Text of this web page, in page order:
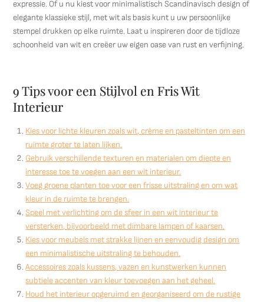
expressie. Of u nu kiest voor minimalistisch Scandinavisch design of
elegante klassieke stijl, met wit als basis kunt u uw persoonlijke
stempel drukken op elke ruimte. Laat u inspireren door de tijdloze
schoonheid van wit en creëer uw eigen oase van rust en verfijning.
9 Tips voor een Stijlvol en Fris Wit
Interieur
Kies voor lichte kleuren zoals wit, crème en pasteltinten om een
ruimte groter te laten lijken.
Gebruik verschillende texturen en materialen om diepte en
interesse toe te voegen aan een wit interieur.
Voeg groene planten toe voor een frisse uitstraling en om wat
kleur in de ruimte te brengen.
Speel met verlichting om de sfeer in een wit interieur te
versterken, bijvoorbeeld met dimbare lampen of kaarsen.
Kies voor meubels met strakke lijnen en eenvoudig design om
een minimalistische uitstraling te behouden.
Accessoires zoals kussens, vazen en kunstwerken kunnen
subtiele accenten van kleur toevoegen aan het geheel.
Houd het interieur opgeruimd en georganiseerd om de rustige